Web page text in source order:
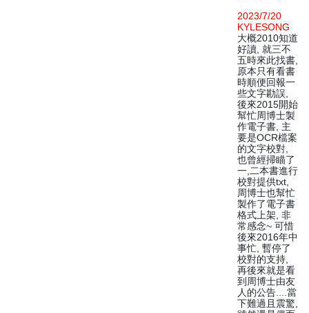
2023/7/20
KYLESONG
大概2010知道
好讀, 就三不
五時來此找書,
原本只有看書
時順便回報一
些文字勘誤,
後來2015開始
幫忙周博士製
作電子書, 主
要是OCR檔案
的文字校對,
也曾經掃瞄了
一,二本書進行
校對提供txt,
周博士也幫忙
製作了電子書
格式上架, 非
常感念~ 可惜
後來2016年中
事忙, 暫停了
校對的支持,
再後來就是看
到周博士由友
人的公告....當
下難過且震驚,